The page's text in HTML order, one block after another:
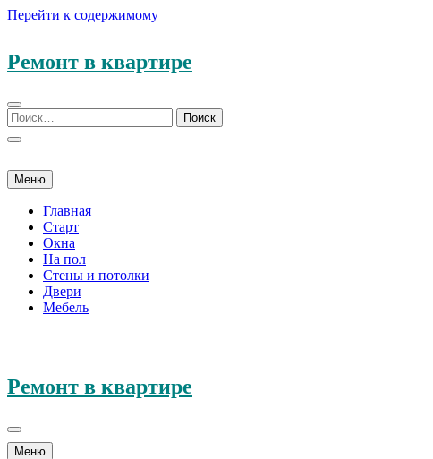
Перейти к содержимому
Ремонт в квартире
Меню
Главная
Старт
Окна
На пол
Стены и потолки
Двери
Мебель
Ремонт в квартире
Меню